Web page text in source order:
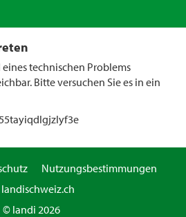
technischen Problems
Bitte versuchen Sie es in ein
Nutzungsbestimmungen
landischweiz.ch
© landi 2026